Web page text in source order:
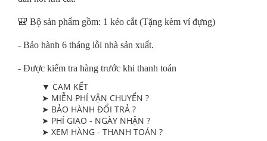
🎒 Bộ sản phẩm gồm: 1 kéo cắt (Tặng kèm ví đựng)
- Bảo hành 6 tháng lỗi nhà sản xuất.
- Được kiểm tra hàng trước khi thanh toán
▼ CAM KẾT
➤ MIỄN PHÍ VẬN CHUYỂN ?
➤ BẢO HÀNH ĐỔI TRẢ ?
➤ PHÍ GIAO - NGÀY NHẬN ?
➤ XEM HÀNG - THANH TOÁN ?